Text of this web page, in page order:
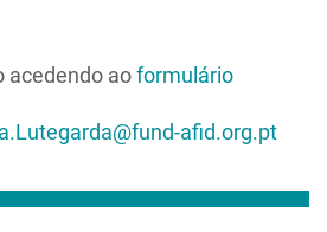
acedendo aoformulário
afid.org.pt